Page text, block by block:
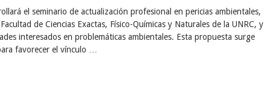
el seminario de actualización profesional en pericias ambientales,
de Ciencias Exactas, Físico-Químicas y Naturales de la UNRC, y
interesados en problemáticas ambientales. Esta propuesta surge
favorecer el vínculo …